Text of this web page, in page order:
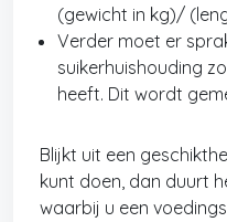
(gewicht in kg)/
Verder moet er
suikerhuishouding
heeft. Dit wordt
Blijkt uit een
kunt doen, dan duurt
waarbij u een